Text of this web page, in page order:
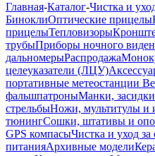
Главная-Каталог-Чистка и
БиноклиОптические прицелы
прицелыТепловизоры
трубыПриборы ночного
дальномерыРаспродажа
целеуказатели (ЛЦУ)
портативные метеостанции
фальшпатроныМанки,
стрельбыНожи, мультитулы и
тюнингСошки, штативы и
GPS компасыЧистка и уход
питанияАрхивные модели